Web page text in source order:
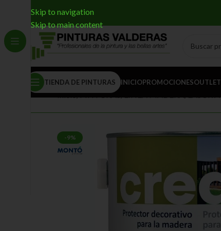
Skip to navigation
Skip to main content
TIENDA DE PINTURAS INICIOPROMOCIONESOUTLET
Inicio/PINTURAS
-9%